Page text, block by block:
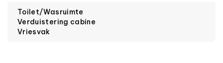
Toilet/Wasruimte
Verduistering cabine
Vriesvak